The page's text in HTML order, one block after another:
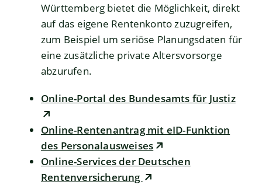
Württemberg bietet die Möglichkeit, direkt
auf das eigene Rentenkonto zuzugreifen,
zum Beispiel um seriöse Planungsdaten für
eine zusätzliche private Altersvorsorge
abzurufen.
Online-Portal des Bundesamts für Justiz
Online-Rentenantrag mit eID-Funktion
des Personalausweises
Online-Services der Deutschen
Rentenversicherung